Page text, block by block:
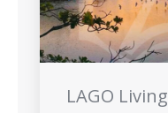
LAGO Living